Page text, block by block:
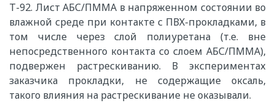
Т-92. Лист АБС/ПММА в напряженном состоянии во
влажной среде при контакте с ПВХ-прокладками, в
том числе через слой полиуретана (т.е. вне
непосредственного контакта со слоем АБС/ПММА),
подвержен растрескиванию. В экспериментах
заказчика прокладки, не содержащие оксаль,
такого влияния на растрескивание не оказывали.